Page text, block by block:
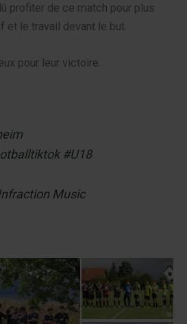
profiter de ce match pour plus
le travail devant le but.
pour leur victoire.
#U18
Music